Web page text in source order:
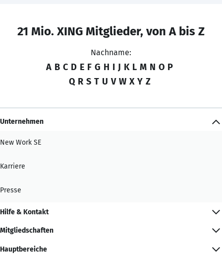
21 Mio. XING Mitglieder, von A bis Z
Nachname:
A B C D E F G H I J K L M N O P
Q R S T U V W X Y Z
Unternehmen
New Work SE
Karriere
Presse
Hilfe & Kontakt
Mitgliedschaften
Hauptbereiche